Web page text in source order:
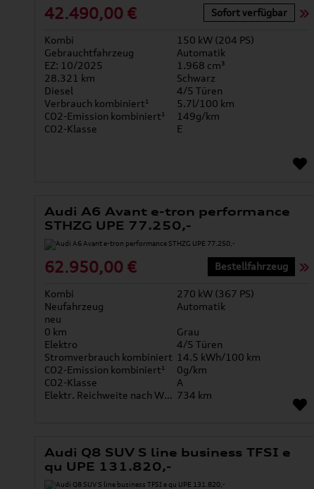
42.490,00 € Sofort verfügbar
Kombi
150 kW (204 PS)
Gebrauchtfahrzeug
Automatik
EZ: 10/2025
1.968 cm³
28.321 km
Schwarz
Diesel
4/5 Türen
Verbrauch kombiniert¹
5.7l/100 km
CO2-Emission kombiniert¹
149g/km
CO2-Klasse
E
Audi A6 Avant e-tron performance
STHZG UPE 77.250,-
62.950,00 € Bestellfahrzeug
Kombi
270 kW (367 PS)
Neufahrzeug
Automatik
neu
0 km
Grau
Elektro
4/5 Türen
Stromverbrauch kombiniert 14.5 kWh/100 km
CO2-Emission kombiniert¹
0g/km
CO2-Klasse
A
Elektr. Reichweite nach WLTP* 734 km
Audi Q8 SUV S line business TFSI e
qu UPE 131.820,-